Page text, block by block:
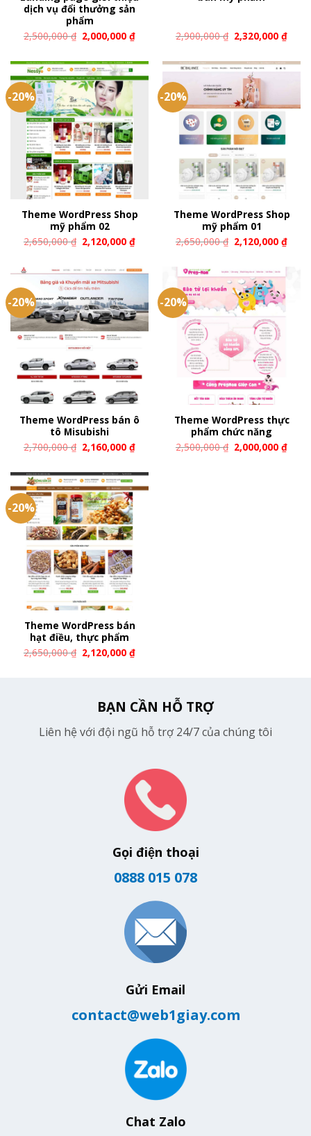
dịch vụ đổi thưởng sản
phẩm
2,500,000₫ 2,000,000₫ 2,900,000₫ 2,320,000₫
-20%
Theme WordPress Shop
mỹ phẩm 02
2,650,000₫ 2,120,000₫
-20%
Theme WordPress Shop
mỹ phẩm 01
2,650,000₫ 2,120,000₫
-20%
Theme WordPress bán ô
tô Misubishi
2,700,000₫ 2,160,000₫
-20%
Theme WordPress thực
phẩm chức năng
2,500,000₫ 2,000,000₫
-20%
Theme WordPress bán
hạt điều, thực phẩm
2,650,000₫ 2,120,000₫
BẠN CẦN HỖ TRỢ
Liên hệ với đội ngũ hỗ trợ 24/7 của chúng tôi
Gọi điện thoại
0888 015 078
Gửi Email
contact@web1giay.com
Chat Zalo